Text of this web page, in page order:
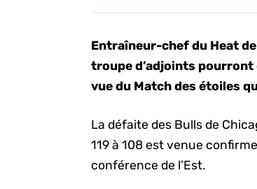
Entraîneur-chef du Heat
troupe d’adjoints pourront
vue du Match des étoiles
La défaite des Bulls de
119 à 108 est venue
conférence de l’Est.